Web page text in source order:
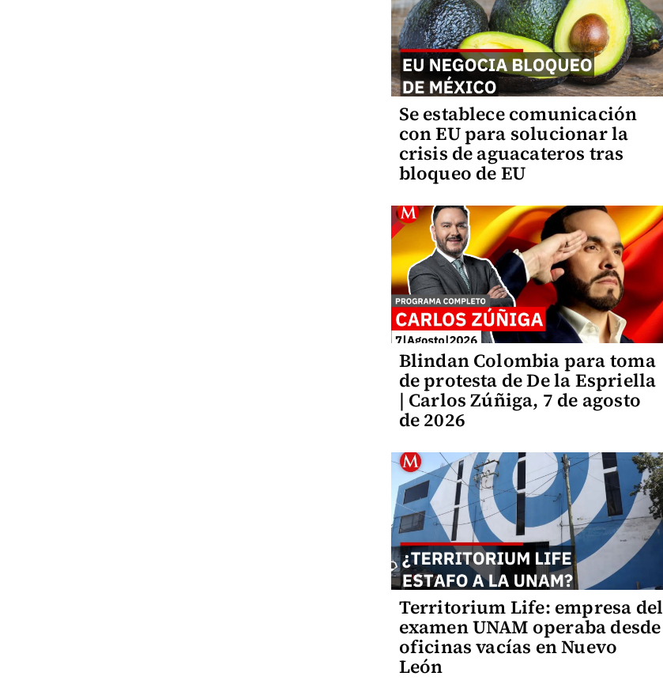
Se establece comunicación
con EU para solucionar la
crisis de aguacateros tras
bloqueo de EU
Blindan Colombia para toma
de protesta de De la Espriella
| Carlos Zúñiga, 7 de agosto
de 2026
Territorium Life: empresa del
examen UNAM operaba desde
oficinas vacías en Nuevo
León